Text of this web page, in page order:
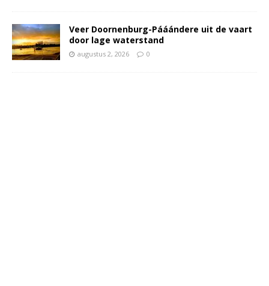
Veer Doornenburg-Pááándere uit de vaart
door lage waterstand
augustus 2, 2026 0